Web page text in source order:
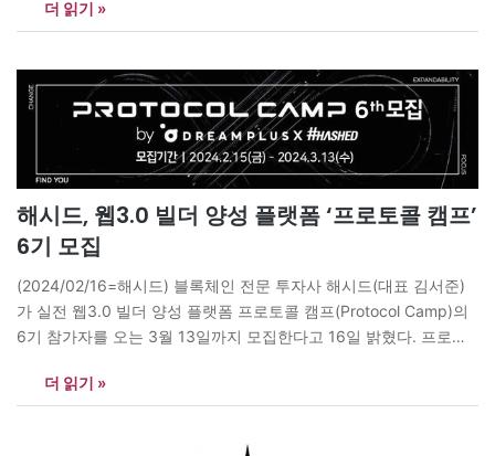
고 16일 밝혔다. 이번 투자는 총 750만 달러(한화 약100억 원) 규모
로, 해시드(Hashed)와 트라이브 캐피탈(Tribe Capital)이 리드했으
더 읽기 »
해시드, 웹3.0 빌더 양성 플랫폼 ‘프로토콜 캠프’
6기 모집
(2024/02/16=해시드) 블록체인 전문 투자사 해시드(대표 김서준)
가 실전 웹3.0 빌더 양성 플랫폼 프로토콜 캠프(Protocol Camp)의
6기 참가자를 오는 3월 13일까지 모집한다고 16일 밝혔다. 프로토
있는 발판을 마련하기 위해 지난 2022년 2월 출범됐으며, 웹3.0 빌
더 플랫폼으로 성장해 나가고 있다. 캠프 참가자들은 실전…
더 읽기 »